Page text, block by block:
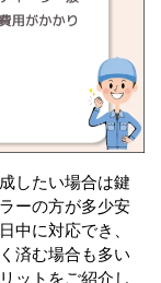
したい場合は鍵
ーの方が多少安
中に対応でき、
済む場合も多い
ットをご紹介し